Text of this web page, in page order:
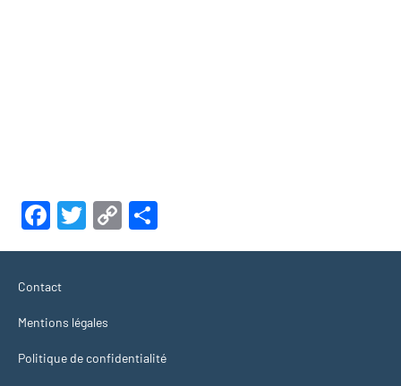
Facebook
Twitter
Copy
Link
Contact
Mentions légales
Politique de confidentialité